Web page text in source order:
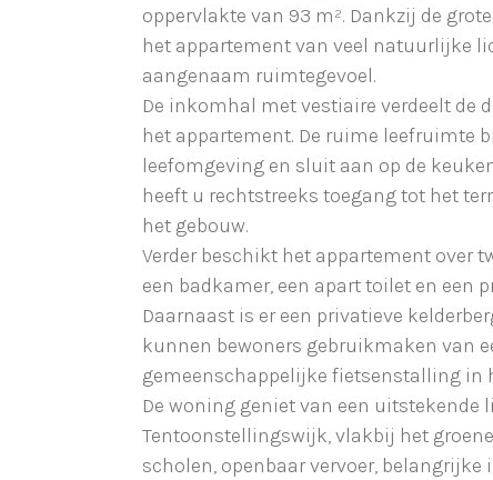
oppervlakte van 93 m². Dankzij de
het appartement van veel natuurlijke
aangenaam ruimtegevoel.
De inkomhal met vestiaire verdeelt de
het appartement. De ruime leefruimte
leefomgeving en sluit aan op de
heeft u rechtstreeks toegang tot het
het gebouw.
Verder beschikt het appartement over
een badkamer, een apart toilet en een
Daarnaast is er een privatieve
kunnen bewoners gebruikmaken van
gemeenschappelijke fietsenstalling in
De woning geniet van een uitstekende
Tentoonstellingswijk, vlakbij het
scholen, openbaar vervoer, belangrijke